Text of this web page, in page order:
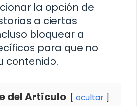
la opción de
a ciertas
bloquear a
para que no
contenido.
del Artículo ocultar